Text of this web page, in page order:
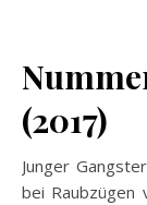
(2017)
Junger
bei